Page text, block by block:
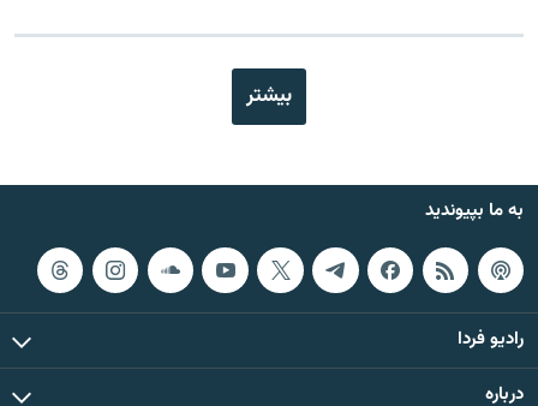
بیشتر
به ما بپیوندید
رادیو فردا
درباره